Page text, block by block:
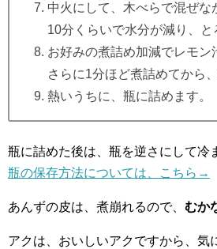
中火にして、木べらで混ぜな
10分くらいで水分が減り、と
お好みの煮詰め加減でレモン
さらに1分ほど煮詰めてから
熱いうちに、瓶に詰めます。
瓶に詰めた後は、瓶を逆さにして冷
瓶の保存方法については、こちら→
あんずの皮は、煮崩れるので、 むか
アクは、おいしいアクですから、気